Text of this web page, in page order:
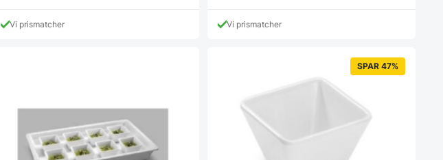
Vi prismatcher Vi prismatcher
SPAR 47%